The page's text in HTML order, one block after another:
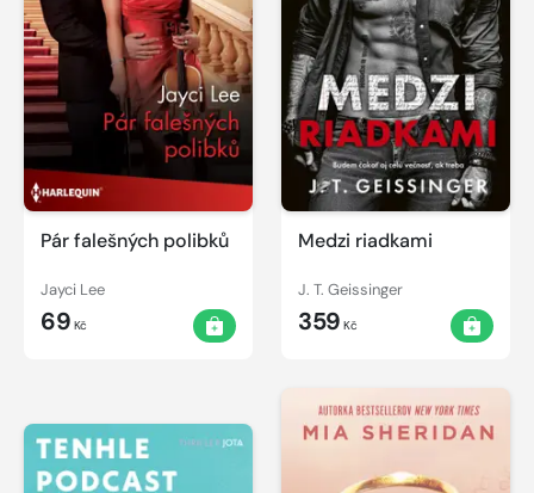
Pár falešných polibků
Jayci Lee
69 Kč
Medzi riadkami
J. T. Geissinger
359 Kč